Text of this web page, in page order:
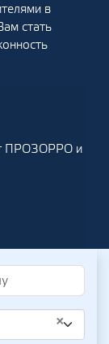
в
стать
ПРОЗОРРО и
×